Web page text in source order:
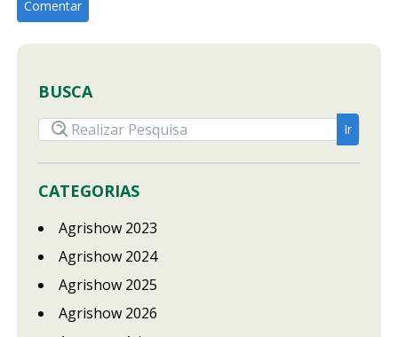
BUSCA
CATEGORIAS
Agrishow 2023
Agrishow 2024
Agrishow 2025
Agrishow 2026